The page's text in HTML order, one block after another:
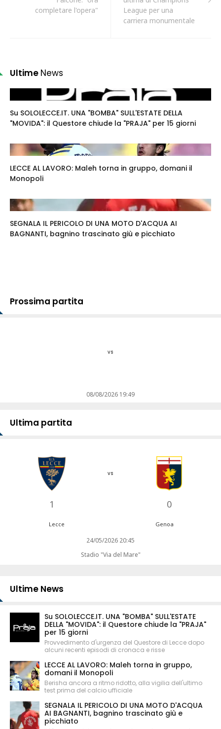
completare l'opera"
League per una
carriera monumentale
Ultime News
Su SOLOLECCE.IT. UNA "BOMBA" SULL'ESTATE DELLA
"MOVIDA": il Questore chiude la "PRAJA" per 15 giorni
LECCE AL LAVORO: Maleh torna in gruppo, domani il
Monopoli
SEGNALA IL PERICOLO DI UNA MOTO D'ACQUA AI
BAGNANTI, bagnino trascinato giù e picchiato
Prossima partita
vs
08/08/2026 19:49
Ultima partita
1
vs
0
Lecce Genoa
24/05/2026 20:45
Stadio "Via del Mare"
Ultime News
Su SOLOLECCE.IT. UNA "BOMBA" SULL'ESTATE
DELLA "MOVIDA": il Questore chiude la "PRAJA"
per 15 giorni
Provvedimento d'urgenza del Questore di Lecce dopo
alcuni recenti episodi di cronaca e risse
LECCE AL LAVORO: Maleh torna in gruppo,
domani il Monopoli
Berisha ancora a ritmo ridotto, alla vigilia dell'ultimo
test prima del calcio ufficiale
SEGNALA IL PERICOLO DI UNA MOTO D'ACQUA
AI BAGNANTI, bagnino trascinato giù e
picchiato